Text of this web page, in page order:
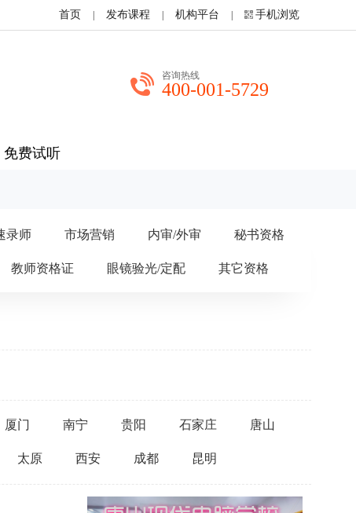
首页 发布课程 机构平台 手机浏览
咨询热线
400-001-5729
免费试听
录师 市场营销 内审/外审 秘书资格
教师资格证 眼镜验光/定配 其它资格
厦门 南宁 贵阳 石家庄 唐山
太原 西安 成都 昆明